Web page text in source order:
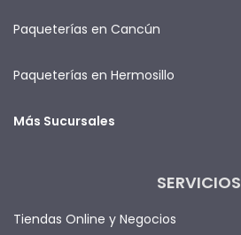
Paqueterías en Cancún
Paqueterías en Hermosillo
Más Sucursales
SERVICIOS
Tiendas Online y Negocios